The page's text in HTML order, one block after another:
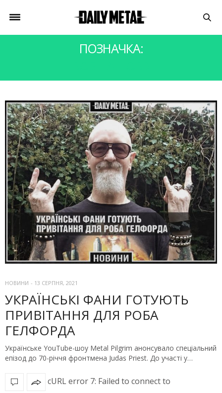
ПОЗНАЧКА:
НОВИНИ - 13 СЕРПНЯ, 2021
УКРАЇНСЬКІ ФАНИ ГОТУЮТЬ
ПРИВІТАННЯ ДЛЯ РОБА
ГЕЛФОРДА
Українське YouTube-шоу Metal Pilgrim анонсувало спеціальний
епізод до 70-річчя фронтмена Judas Priest. До участі у…
cURL error 7: Failed to connect to